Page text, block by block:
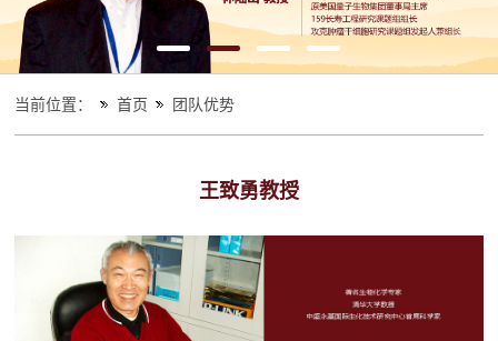
当前位置： 首页 团队优势
王致勇教授